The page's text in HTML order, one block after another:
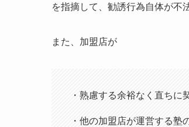
を指摘して、勧誘行為自体が不
また、加盟店が
・熟慮する余裕なく直ちに
・他の加盟店が運営する